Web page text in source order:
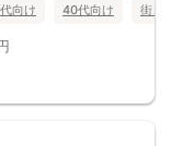
向け 40代向け 街コ